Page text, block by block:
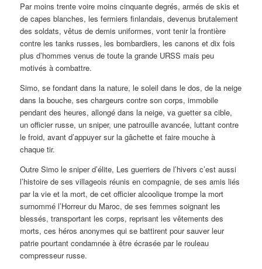
Par moins trente voire moins cinquante degrés, armés de skis et
de capes blanches, les fermiers finlandais, devenus brutalement
des soldats, vêtus de demis uniformes, vont tenir la frontière
contre les tanks russes, les bombardiers, les canons et dix fois
plus d’hommes venus de toute la grande URSS mais peu
motivés à combattre.
Simo, se fondant dans la nature, le soleil dans le dos, de la neige
dans la bouche, ses chargeurs contre son corps, immobile
pendant des heures, allongé dans la neige, va guetter sa cible,
un officier russe, un sniper, une patrouille avancée, luttant contre
le froid, avant d’appuyer sur la gâchette et faire mouche à
chaque tir.
Outre Simo le sniper d’élite, Les guerriers de l’hivers c’est aussi
l’histoire de ses villageois réunis en compagnie, de ses amis liés
par la vie et la mort, de cet officier alcoolique trompe la mort
surnommé l’Horreur du Maroc, de ses femmes soignant les
blessés, transportant les corps, reprisant les vêtements des
morts, ces héros anonymes qui se battirent pour sauver leur
patrie pourtant condamnée à être écrasée par le rouleau
compresseur russe.